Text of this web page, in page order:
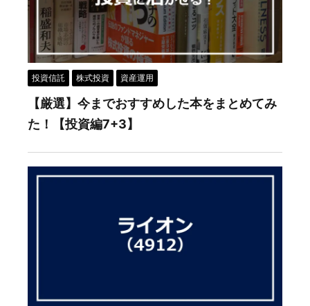
投資信託 株式投資 資産運用
【厳選】今までおすすめした本をまとめてみ
た！【投資編7+3】